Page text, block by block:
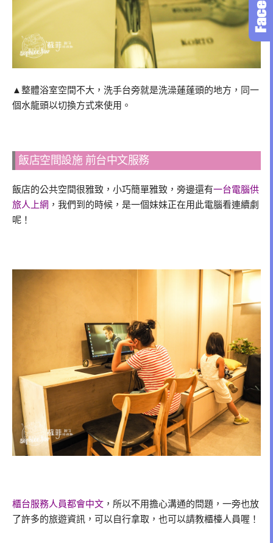
▲整體浴室空間不大，洗手台旁就是洗澡蓮蓬頭的地方，同一
個水龍頭以切換方式來使用。
飯店空間設施 前台中文服務
飯店的公共空間很雅致，小巧簡單雅致，旁邊還有一台電腦供
旅人上網 ，我們到的時候，是一個妹妹正在用此電腦看連續劇
呢！
櫃台服務人員都會中文 ，所以不用擔心溝通的問題，一旁也放
了許多的旅遊資訊，可以自行拿取，也可以請教櫃檯人員喔！